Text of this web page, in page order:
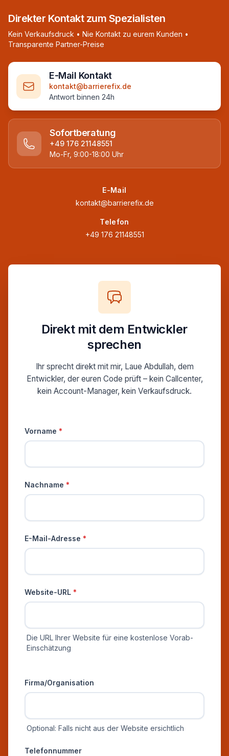
Direkter Kontakt zum Spezialisten
Kein Verkaufsdruck • Nie Kontakt zu eurem Kunden •
Transparente Partner-Preise
E-Mail Kontakt
kontakt@barrierefix.de
Antwort binnen 24h
Sofortberatung
+49 176 21148551
Mo-Fr, 9:00-18:00 Uhr
E-Mail
kontakt@barrierefix.de
Telefon
+49 176 21148551
Direkt mit dem Entwickler
sprechen
Ihr sprecht direkt mit mir, Laue Abdullah, dem
Entwickler, der euren Code prüft – kein Callcenter,
kein Account-Manager, kein Verkaufsdruck.
Vorname *
Nachname *
E-Mail-Adresse *
Website-URL *
Die URL Ihrer Website für eine kostenlose Vorab-
Einschätzung
Firma/Organisation
Optional: Falls nicht aus der Website ersichtlich
Telefonnummer